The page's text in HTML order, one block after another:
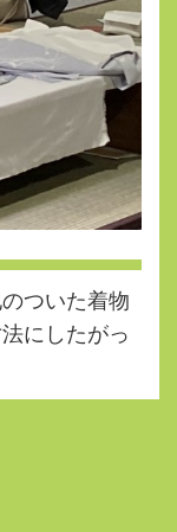
ついた着物
にしたがっ